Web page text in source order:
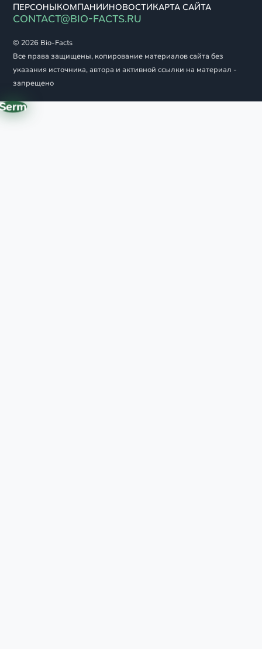
ПЕРСОНЫКОМПАНИИНОВОСТИКАРТА САЙТА
CONTACT@BIO-FACTS.RU
© 2026 Bio-Facts
Все права защищены, копирование материалов сайта без
указания источника, автора и активной ссылки на материал -
запрещено
Serm